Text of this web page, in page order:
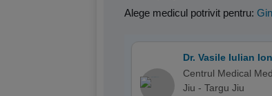
Alege medicul potrivit pentru:
Dr. Vasile Iulian
Centrul Medical
Jiu - Targu Jiu